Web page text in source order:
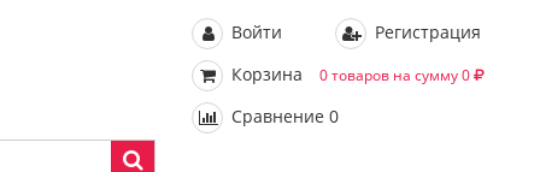
Войти
Регистрация
Корзина
0 товаров на сумму 0
Сравнение 0